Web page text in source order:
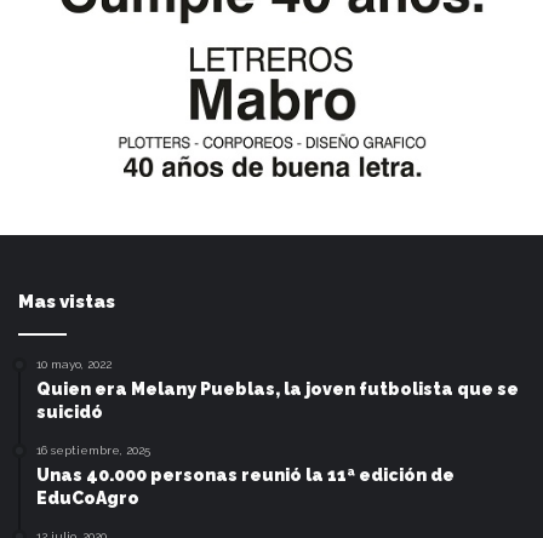
Mas vistas
10 mayo, 2022
Quien era Melany Pueblas, la joven futbolista que se
suicidó
16 septiembre, 2025
Unas 40.000 personas reunió la 11ª edición de
EduCoAgro